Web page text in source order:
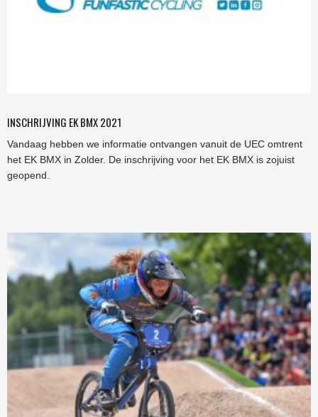
INSCHRIJVING EK BMX 2021
Vandaag hebben we informatie ontvangen vanuit de UEC omtrent
het EK BMX in Zolder. De inschrijving voor het EK BMX is zojuist
geopend.